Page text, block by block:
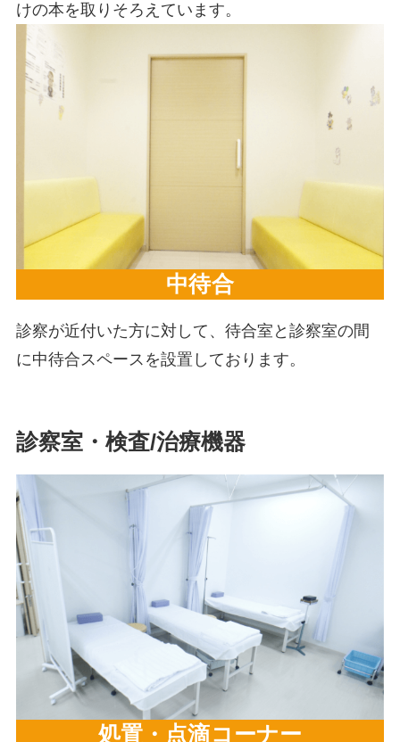
けの本を取りそろえています。
中待合
診察が近付いた方に対して、待合室と診察室の間
に中待合スペースを設置しております。
診察室・検査/治療機器
処置・点滴コーナー